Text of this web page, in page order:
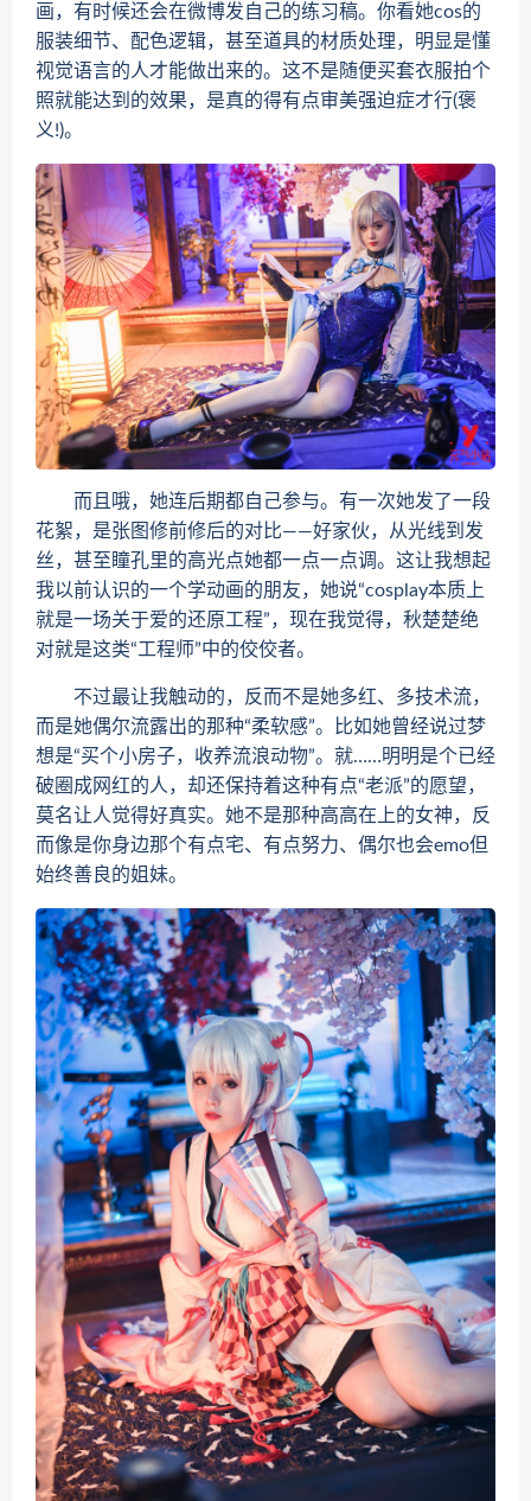
画，有时候还会在微博发自己的练习稿。你看她cos的
服装细节、配色逻辑，甚至道具的材质处理，明显是懂
视觉语言的人才能做出来的。这不是随便买套衣服拍个
照就能达到的效果，是真的得有点审美强迫症才行(褒
义!)。
而且哦，她连后期都自己参与。有一次她发了一段
花絮，是张图修前修后的对比——好家伙，从光线到发
丝，甚至瞳孔里的高光点她都一点一点调。这让我想起
我以前认识的一个学动画的朋友，她说“cosplay本质上
就是一场关于爱的还原工程”，现在我觉得，秋楚楚绝
对就是这类“工程师”中的佼佼者。
不过最让我触动的，反而不是她多红、多技术流，
而是她偶尔流露出的那种“柔软感”。比如她曾经说过梦
想是“买个小房子，收养流浪动物”。就……明明是个已经
破圈成网红的人，却还保持着这种有点“老派”的愿望，
莫名让人觉得好真实。她不是那种高高在上的女神，反
而像是你身边那个有点宅、有点努力、偶尔也会emo但
始终善良的姐妹。